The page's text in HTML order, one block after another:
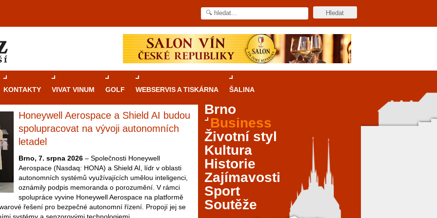
KONTAKTY VIVAT VINUM GOLF WEBSERVIS A TISKÁRNA ŠALINA
Honeywell Aerospace a Shield AI budou
spolupracovat na vývoji autonomních
letadel
Brno, 7. srpna 2026 – Společnosti Honeywell
Aerospace (Nasdaq: HONA) a Shield AI, lídr v oblasti
autonomních systémů využívajících umělou inteligenci,
oznámily podpis memoranda o porozumění. V rámci
spolupráce vyvine Honeywell Aerospace na platformě
řešení pro bezpečné autonomní řízení. Propojí jej se
Průvodce
kasinovými hrami v Brně: Od
rulety po video automaty
Brno je městem známým pro zajímavé památky, skvělé
restaurace, divadla a univerzity. Mimo jiné je ale také
místem, kde si můžete legálně a bezpečně vyzkoušet
různé kasinové hry. V neustále kvetoucí moravské
metropoli naleznete širokou nabídku her od klasické
rulety až po moderní automaty jak pro pravidelné
V...
Brno
Business
Životní styl
Kultura
Historie
Zajímavosti
Sport
Soutěže